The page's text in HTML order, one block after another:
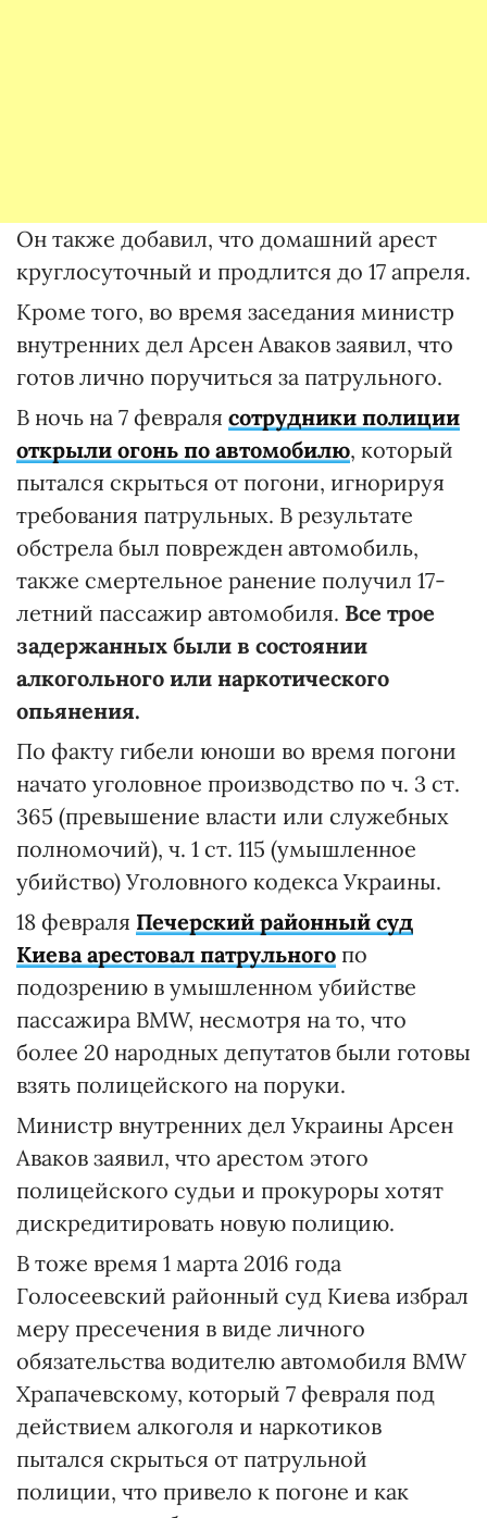
Он также добавил, что домашний арест
круглосуточный и продлится до 17 апреля.
Кроме того, во время заседания министр
внутренних дел Арсен Аваков заявил, что
готов лично поручиться за патрульного.
В ночь на 7 февраля сотрудники полиции
открыли огонь по автомобилю, который
пытался скрыться от погони, игнорируя
требования патрульных. В результате
обстрела был поврежден автомобиль,
также смертельное ранение получил 17-
летний пассажир автомобиля. Все трое
задержанных были в состоянии
алкогольного или наркотического
опьянения.
По факту гибели юноши во время погони
начато уголовное производство по ч. 3 ст.
365 (превышение власти или служебных
полномочий), ч. 1 ст. 115 (умышленное
убийство) Уголовного кодекса Украины.
18 февраля Печерский районный суд
Киева арестовал патрульного по
подозрению в умышленном убийстве
пассажира BMW, несмотря на то, что
более 20 народных депутатов были готовы
взять полицейского на поруки.
Министр внутренних дел Украины Арсен
Аваков заявил, что арестом этого
полицейского судьи и прокуроры хотят
дискредитировать новую полицию.
В тоже время 1 марта 2016 года
Голосеевский районный суд Киева избрал
меру пресечения в виде личного
обязательства водителю автомобиля BMW
Храпачевскому, который 7 февраля под
действием алкоголя и наркотиков
пытался скрыться от патрульной
полиции, что привело к погоне и как